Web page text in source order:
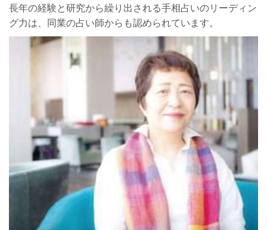
長年の経験と研究から繰り出される手相占いのリーディン
グ力は、同業の占い師からも認められています。